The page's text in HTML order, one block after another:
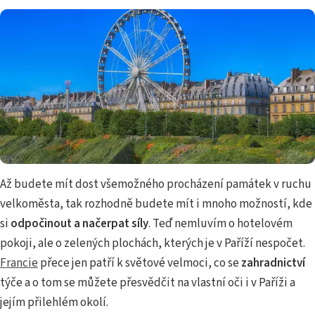
Až budete mít dost všemožného procházení památek v ruchu
velkoměsta, tak rozhodně budete mít i mnoho možností, kde
si odpočinout a načerpat síly. Teď nemluvím o hotelovém
pokoji, ale o zelených plochách, kterých je v Paříží nespočet.
Franciepřece jen patří k světové velmoci, co sezahradnictví
týče a o tom se můžete přesvědčit na vlastní oči i v Paříži a
jejím přilehlém okolí.